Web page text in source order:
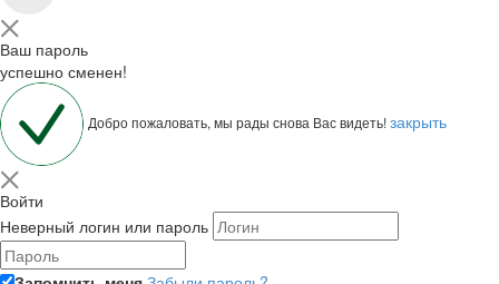
Ваш пароль
успешно сменен!
Добро пожаловать, мы рады снова Вас видеть!закрыть
Войти
Неверный логин или пароль